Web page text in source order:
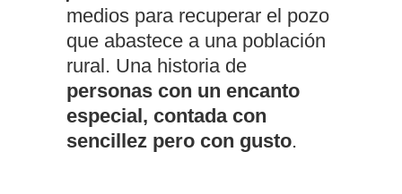
medios para recuperar el pozo
que abastece a una población
rural. Una historia de
personas con un encanto
especial, contada con
sencillez pero con gusto.